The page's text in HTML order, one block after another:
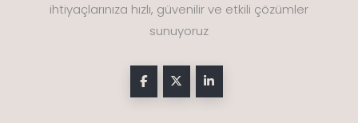
ihtiyaçlarınıza hızlı, güvenilir ve etkili çözümler
sunuyoruz